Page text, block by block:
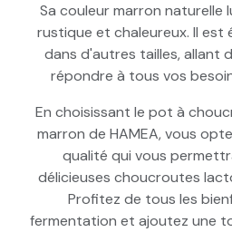
Sa couleur marron naturelle
rustique et chaleureux. Il est
dans d'autres tailles, allant
répondre à tous vos
En choisissant le pot à
marron de HAMEA, vous
qualité qui vous
délicieuses choucroutes
Profitez de tous les
fermentation et ajoutez une